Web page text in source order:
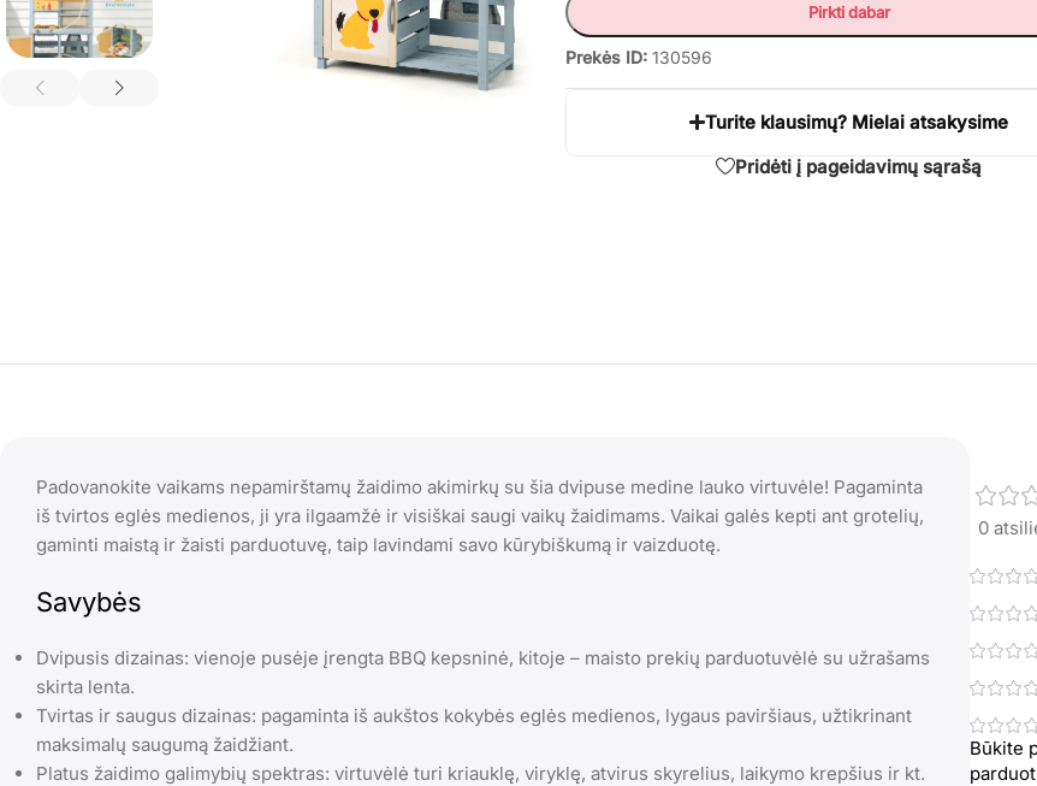
Pirkti dabar
Prekės ID: 130596
Turite klausimų? Mielai atsakysime
Pridėti į pageidavimų sąrašą
Padovanokite vaikams nepamirštamų žaidimo akimirkų su šia dvipuse medine lauko virtuvėle! Pagaminta
iš tvirtos eglės medienos, ji yra ilgaamžė ir visiškai saugi vaikų žaidimams. Vaikai galės kepti ant grotelių,
gaminti maistą ir žaisti parduotuvę, taip lavindami savo kūrybiškumą ir vaizduotę.
Savybės
Dvipusis dizainas: vienoje pusėje įrengta BBQ kepsninė, kitoje – maisto prekių parduotuvėlė su užrašams
skirta lenta.
Tvirtas ir saugus dizainas: pagaminta iš aukštos kokybės eglės medienos, lygaus paviršiaus, užtikrinant
maksimalų saugumą žaidžiant.
Platus žaidimo galimybių spektras: virtuvėlė turi kriauklę, viryklę, atvirus skyrelius, laikymo krepšius ir kt.
0
Būkite